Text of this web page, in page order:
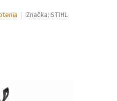
Značka: STIHL